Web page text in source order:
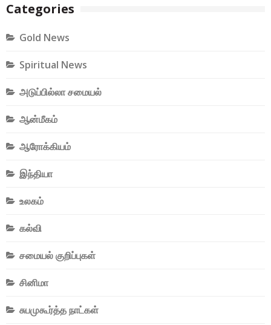
Categories
Gold News
Spiritual News
அடுப்பில்லா சமையல்
ஆன்மீகம்
ஆரோக்கியம்
இந்தியா
உலகம்
கல்வி
சமையல் குறிப்புகள்
சினிமா
சுபமுகூர்த்த நாட்கள்